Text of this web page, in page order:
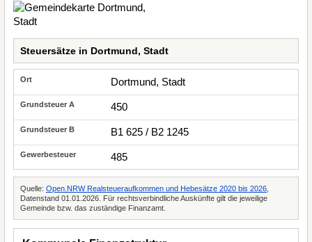
Steuersätze in Dortmund, Stadt
Dortmund, Stadt
450
B1 625 / B2 1245
485
Quelle: Open.NRW Realsteueraufkommen und Hebesätze 2020 bis 2026
Datenstand 01.01.2026. Für rechtsverbindliche Auskünfte gilt die jeweilige
Gemeinde bzw. das zuständige Finanzamt.